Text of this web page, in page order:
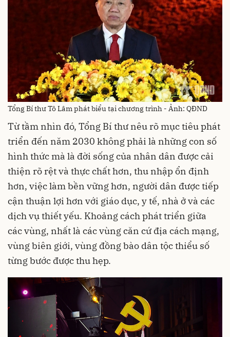
Tổng Bí thư Tô Lâm phát biểu tại chương trình - Ảnh: QĐND
Từ tầm nhìn đó, Tổng Bí thư nêu rõ mục tiêu phát
triển đến năm 2030 không phải là những con số
hình thức mà là đời sống của nhân dân được cải
thiện rõ rệt và thực chất hơn, thu nhập ổn định
hơn, việc làm bền vững hơn, người dân được tiếp
cận thuận lợi hơn với giáo dục, y tế, nhà ở và các
dịch vụ thiết yếu. Khoảng cách phát triển giữa
các vùng, nhất là các vùng căn cứ địa cách mạng,
vùng biên giới, vùng đồng bào dân tộc thiểu số
từng bước được thu hẹp.